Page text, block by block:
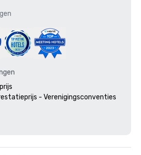
- Verenigingsconventies
van religieuze conferenties
- 25 keer, zakenreizen en